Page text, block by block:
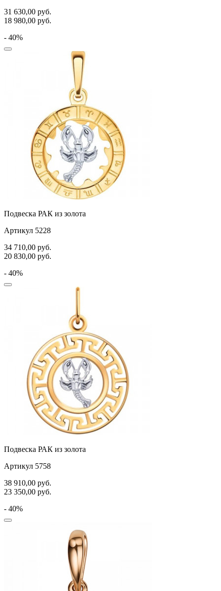
31 630,00 руб.
18 980,00 руб.
- 40%
Подвеска РАК из золота
Артикул 5228
34 710,00 руб.
20 830,00 руб.
- 40%
Подвеска РАК из золота
Артикул 5758
38 910,00 руб.
23 350,00 руб.
- 40%